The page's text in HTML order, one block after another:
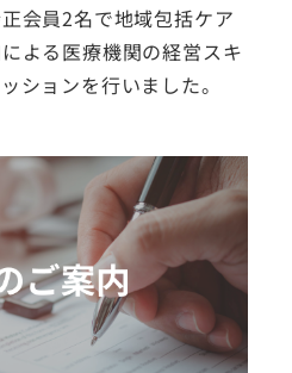
会員2名で地域包括ケア
よる医療機関の経営スキ
ションを行いました。